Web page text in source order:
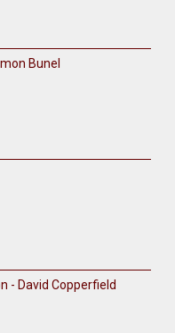
Bunel
- David Copperfield